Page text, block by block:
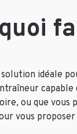
idéale
capable
ou que
vous proposer